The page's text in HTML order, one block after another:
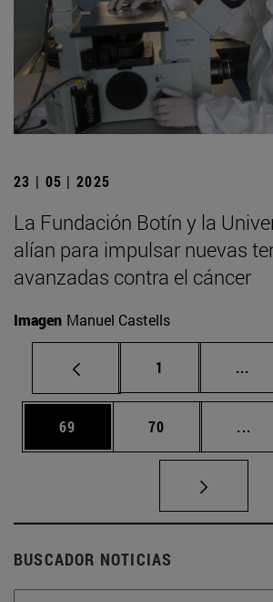
23 | 05 | 2025
La Fundación Botín y la
alían para impulsar nuevas
avanzadas contra el cáncer
Imagen Manuel Castells
Página
1 ...
Página
69 Página
70 ...
BUSCADOR NOTICIAS